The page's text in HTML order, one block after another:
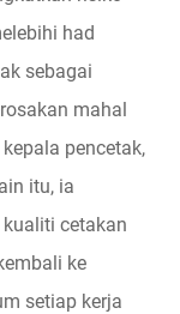
had
sebagai
mahal
pencetak,
itu, ia
cetakan
ke
setiap kerja